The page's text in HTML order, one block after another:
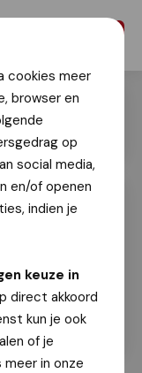
cookies meer
browser en
op
social media,
en/of openen
indien je
keuze in
direct akkoord
kun je ook
of je
in onze
formulier